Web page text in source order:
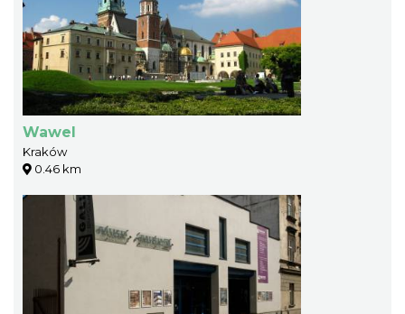
Wawel
Kraków
0.46 km